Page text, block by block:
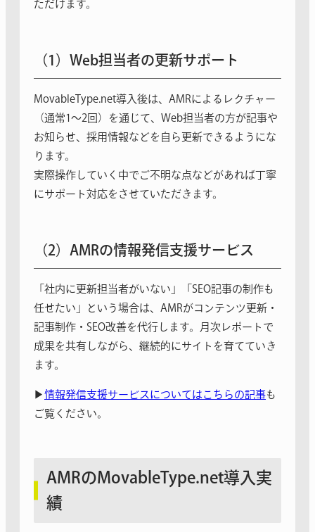
ただけます。
（1）Web担当者の更新サポート
MovableType.net導入後は、AMRによるレクチャー
（通常1〜2回）を通じて、Web担当者の方が記事や
お知らせ、採用情報などを自ら更新できるようにな
ります。
実際操作していく中でご不明な点などがあれば丁寧
にサポート対応をさせていただきます。
（2）AMRの情報発信支援サービス
「社内に更新担当者がいない」「SEO記事の制作も
任せたい」という場合は、AMRがコンテンツ更新・
記事制作・SEO改善を代行します。月次レポートで
成果を共有しながら、継続的にサイトを育てていき
ます。
▶︎ 情報発信支援サービスについてはこちらの記事も
ご覧ください。
AMRのMovableType.net導入実
績